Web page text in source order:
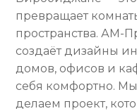
превращает
пространства. АМ-
создаёт дизайны
домов, офисов и
себя комфортно.
делаем проект,